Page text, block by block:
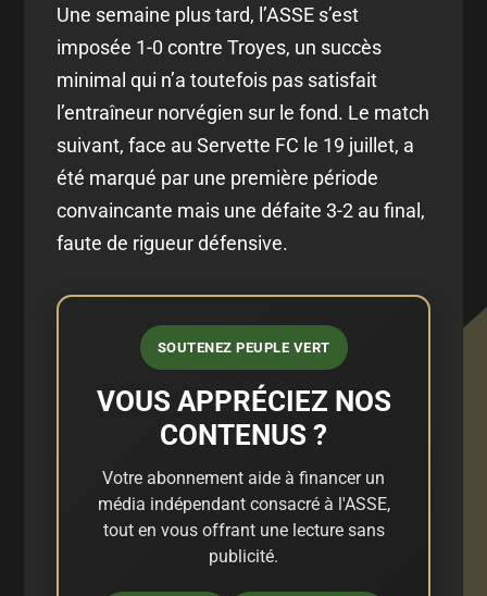
Une semaine plus tard, l’ASSE s’est
imposée 1-0 contre Troyes, un succès
minimal qui n’a toutefois pas satisfait
l’entraîneur norvégien sur le fond. Le match
suivant, face au Servette FC le 19 juillet, a
été marqué par une première période
convaincante mais une défaite 3-2 au final,
faute de rigueur défensive.
SOUTENEZ PEUPLE VERT
VOUS APPRÉCIEZ NOS
CONTENUS ?
Votre abonnement aide à financer un
média indépendant consacré à l'ASSE,
tout en vous offrant une lecture sans
publicité.